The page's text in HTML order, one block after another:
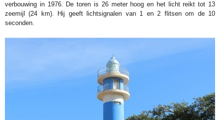
verbouwing in 1976. De toren is 26 meter hoog en het licht reikt tot 13
zeemijl (24 km). Hij geeft lichtsignalen van 1 en 2 flitsen om de 10
seconden.